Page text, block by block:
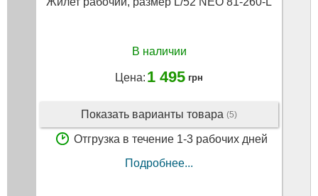
В наличии
Цена: 1 495 грн
Показать варианты товара (5)
Отгрузка в течение 1-3 рабочих дней
Подробнее...